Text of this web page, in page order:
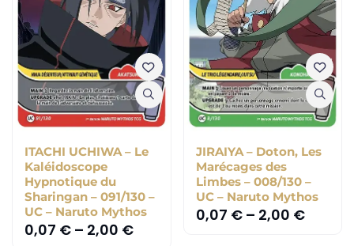
ITACHI UCHIWA – Le
Kaléidoscope
Hypnotique du
Sharingan – 091/130 –
UC – Naruto Mythos
0,07 € – 2,00 €
JIRAIYA – Doton, Les
Marécages des
Limbes – 008/130 –
UC – Naruto Mythos
0,07 €– 2,00 €